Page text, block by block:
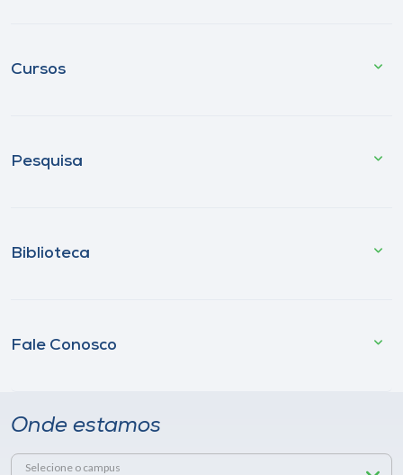
Cursos
Pesquisa
Biblioteca
Fale Conosco
Onde estamos
Selecione o campus